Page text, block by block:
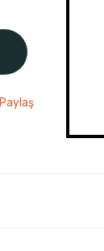
Paylaş